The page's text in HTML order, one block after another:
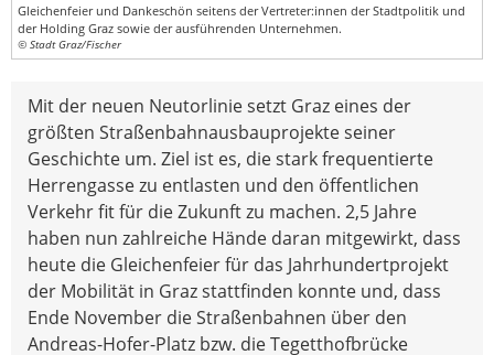
Gleichenfeier und Dankeschön seitens der Vertreter:innen der Stadtpolitik und
der Holding Graz sowie der ausführenden Unternehmen.
© Stadt Graz/Fischer
Mit der neuen Neutorlinie setzt Graz eines der
größten Straßenbahnausbauprojekte seiner
Geschichte um. Ziel ist es, die stark frequentierte
Herrengasse zu entlasten und den öffentlichen
Verkehr fit für die Zukunft zu machen. 2,5 Jahre
haben nun zahlreiche Hände daran mitgewirkt, dass
heute die Gleichenfeier für das Jahrhundertprojekt
der Mobilität in Graz stattfinden konnte und, dass
Ende November die Straßenbahnen über den
Andreas-Hofer-Platz bzw. die Tegetthofbrücke